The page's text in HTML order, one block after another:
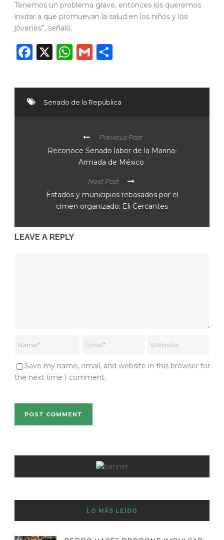
Tenemos un problema grave, entonces los queremos
invitar a que promuevan la salud en los niños y los
jóvenes”, señaló.
Facebook
X WhatsApp
Gmail
Senado de la República
Previous Post
Reconoce Senado labor de la Marina-
Armada de México
Next Post
Estados y municipios rebasados por el
cimen organizado: Eli Cercantes
LEAVE A REPLY
Save my name, email, and website in this browser for
the next time I comment.
LO MÁS LEÍDO